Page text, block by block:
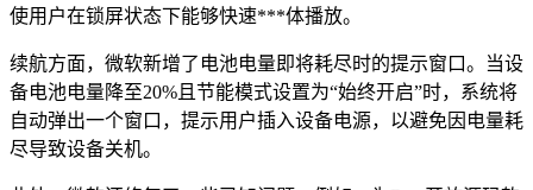
使用户在锁屏状态下能够快速***体播放。
续航方面，微软新增了电池电量即将耗尽时的提示窗口。当设
备电池电量降至20%且节能模式设置为“始终开启”时，系统将
自动弹出一个窗口，提示用户插入设备电源，以避免因电量耗
尽导致设备关机。